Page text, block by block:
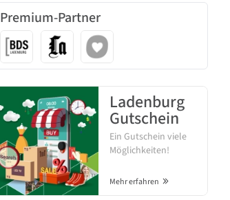
Premium-Partner
Ladenburg
Gutschein
Ein Gutschein viele
Möglichkeiten!
Mehr erfahren